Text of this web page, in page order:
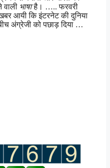
भाषाहै। ….. फरवरी
आयी कि इंटरनेट की दुनिया
अंग्रेजी को पछाड़ दिया …